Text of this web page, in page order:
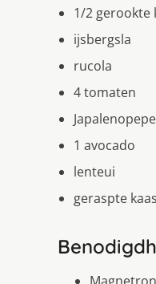
1/2 gerookte
ijsbergsla
rucola
4 tomaten
1 avocado
lenteui
geraspte kaas
Magnetron